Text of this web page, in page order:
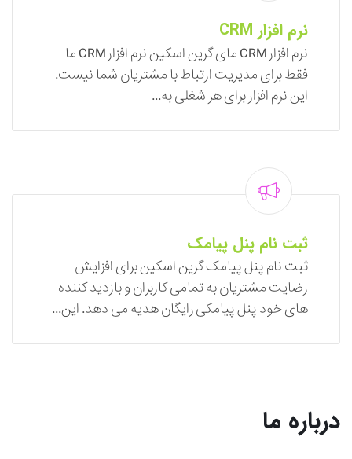
نرم افزار CRM
نرم افزار CRM مای گرین اسکین نرم افزار CRM ما
فقط برای مدیریت ارتباط با مشتریان شما نیست.
این نرم افزار برای هر شغلی به...
ثبت نام پنل پیامک
ثبت نام پنل پیامک گرین اسکین برای افزایش
رضایت مشتریان به تمامی کاربران و بازدید کننده
های خود پنل پیامکی رایگان هدیه می دهد. این...
درباره ما